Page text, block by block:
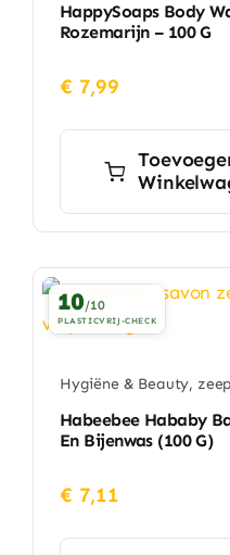
HappySoaps Body
Rozemarijn – 100 G
€ 7,99
10/10
PLASTICVRIJ-CHECK
Hygiëne & Beauty, zeep
Habeebee Hababy
En Bijenwas (100 G)
€ 7,11